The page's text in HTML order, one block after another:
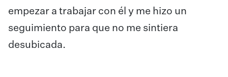
empezar a trabajar con él y me hizo un
seguimiento para que no me sintiera
desubicada.